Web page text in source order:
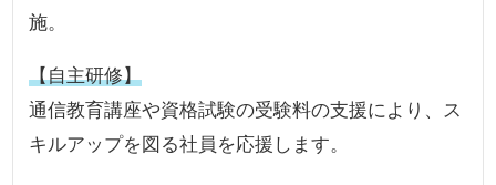
施。
【自主研修】
通信教育講座や資格試験の受験料の支援により、ス
キルアップを図る社員を応援します。